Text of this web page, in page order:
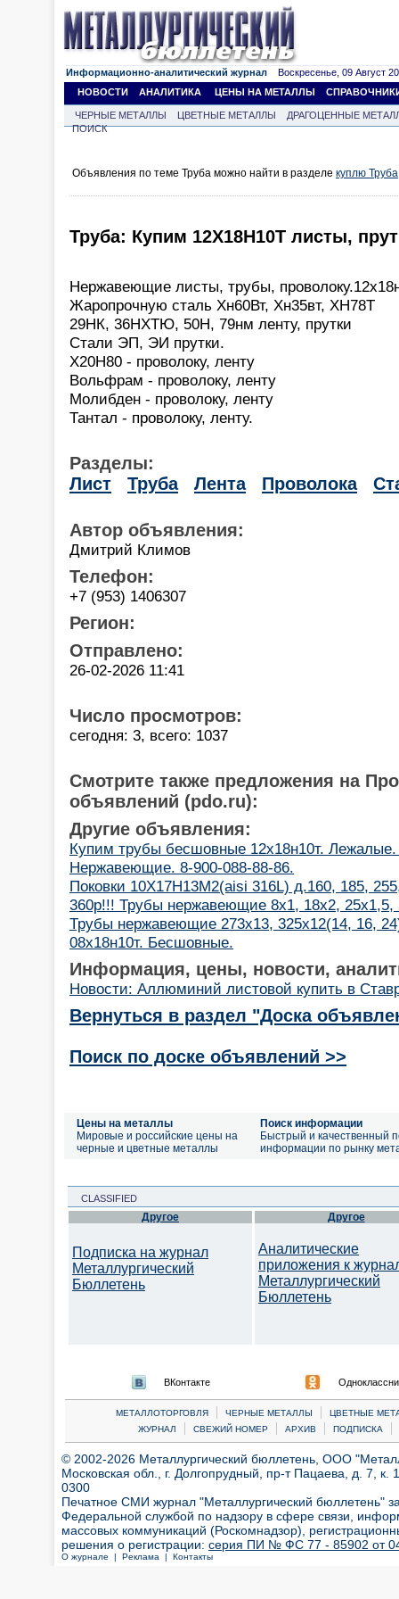
Информационно-аналитический журнал Воскресенье, 09 Август
НОВОСТИ
АНАЛИТИКА ЦЕНЫ НА МЕТАЛЛЫ
ЧЕРНЫЕ МЕТАЛЛЫ ЦВЕТНЫЕ МЕТАЛЛЫ
ДРАГОЦЕННЫЕ
ПОИСК
Объявления по теме Труба можно найти в разделе куплю Труба
Труба: Купим 12Х18Н10Т листы,
Нержавеющие листы, трубы,
Жаропрочную сталь Хн60Вт, Хн35вт, ХН78Т
29НК, 36НХТЮ, 50Н, 79нм ленту, прутки
Стали ЭП, ЭИ прутки.
Х20Н80 - проволоку, ленту
Вольфрам - проволоку, ленту
Молибден - проволоку, ленту
Тантал - проволоку, ленту.
Разделы:
Лист
Труба Лента Проволока
Автор объявления:
Дмитрий Климов
Телефон:
+7 (953) 1406307
Регион:
Отправлено:
26-02-2026 11:41
Число просмотров:
сегодня: 3, всего: 1037
Смотрите также предложения на
объявлений (pdo.ru):
Другие объявления:
Купим трубы бесшовные 12х18н10т.
Нержавеющие. 8-900-088-88-86.
Поковки 10Х17Н13М2(aisi 316L) д.160, 185,
360р!!! Трубы нержавеющие 8х1, 18х2, 25х1,5,
Трубы нержавеющие 273х13, 325х12(14, 16,
08х18н10т. Бесшовные.
Информация, цены, новости,
Новости: Аллюминий листовой купить в
Вернуться в раздел "Доска
Поиск по доске объявлений >>
Цены на металлы
Мировые и российские цены на
черные и цветные металлы
Поиск информации
Быстрый и качественный
информации по рынку
CLASSIFIED
Другое
Подписка на журнал
Металлургический
Бюллетень
Другое
Аналитические
приложения к
Металлургический
Бюллетень
ВКонтакте
МЕТАЛЛОТОРГОВЛЯ | ЧЕРНЫЕ МЕТАЛЛЫ |
ЦВЕТНЫЕ
ЖУРНАЛ
| СВЕЖИЙ НОМЕР | АРХИВ | ПОДПИСКА |
© 2002-2026 Металлургический бюллетень, ООО
Московская обл., г. Долгопрудный, пр-т Пацаева, д. 7,
0300
Печатное СМИ журнал "Металлургический бюллетень"
Федеральной службой по надзору в сфере связи,
массовых коммуникаций (Роскомнадзор),
решения о регистрации: серия ПИ № ФС 77 - 85902 от 04
О журнале | Реклама | Контакты